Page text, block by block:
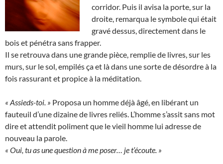
corridor. Puis il avisa la porte, sur la
droite, remarqua le symbole qui était
gravé dessus, directement dans le
bois et pénétra sans frapper.
Il se retrouva dans une grande pièce, remplie de livres, sur les
murs, sur le sol, empilés ça et là dans une sorte de désordre à la
fois rassurant et propice à la méditation.
« Assieds-toi. » Proposa un homme déjà âgé, en libérant un
fauteuil d’une dizaine de livres reliés. L’homme s’assit sans mot
dire et attendit poliment que le vieil homme lui adresse de
nouveau la parole.
« Oui, tu as une question à me poser… je t’écoute. »